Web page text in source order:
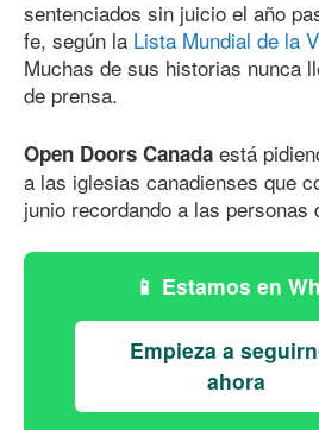
sentenciados sin juicio el año
fe, según la Lista Mundial de la
Muchas de sus historias nunca
de prensa.
Open Doors Canada está
a las iglesias canadienses que
junio recordando a las
Estamos en
Empieza a
ahora